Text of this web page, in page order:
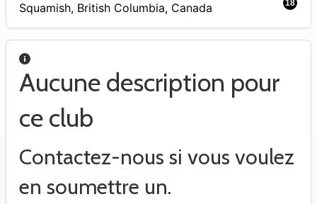
18
Squamish, British Columbia, Canada
Aucune description pour
ce club
Contactez-nous si vous voulez
en soumettre un.